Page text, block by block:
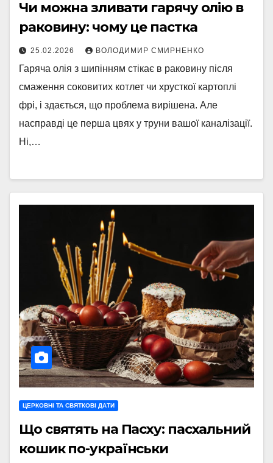
Чи можна зливати гарячу олію в
раковину: чому це пастка
25.02.2026 ВОЛОДИМИР СМИРНЕНКО
Гаряча олія з шипінням стікає в раковину після
смаження соковитих котлет чи хрусткої картоплі
фрі, і здається, що проблема вирішена. Але
насправді це перша цвях у труни вашої каналізації.
Ні,…
ЦЕРКОВНІ ТА СВЯТКОВІ ДАТИ
Що святять на Пасху: пасхальний
кошик по-українськи